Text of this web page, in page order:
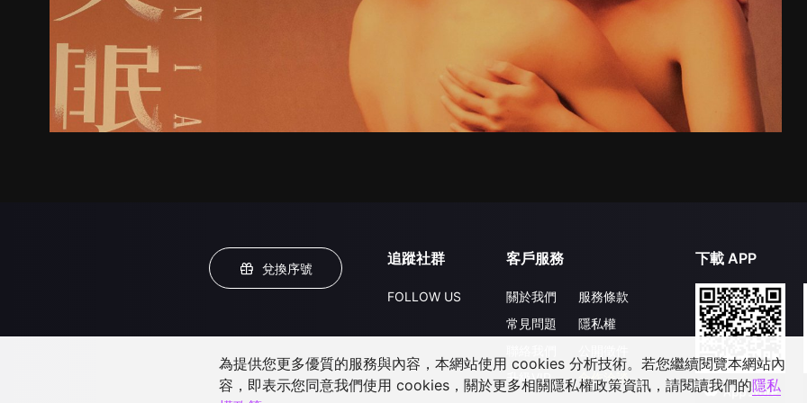
兌換序號
追蹤社群
FOLLOW US
客戶服務
關於我們
常見問題
升級VIP
服務條款
隱私權
合作洽談
下載 APP
為提供您更多優質的服務與內容，本網站使用 cookies 分析技術。若您繼續閱覽本網站內
容，即表示您同意我們使用 cookies，關於更多相關隱私權政策資訊，請閱讀我們的隱私